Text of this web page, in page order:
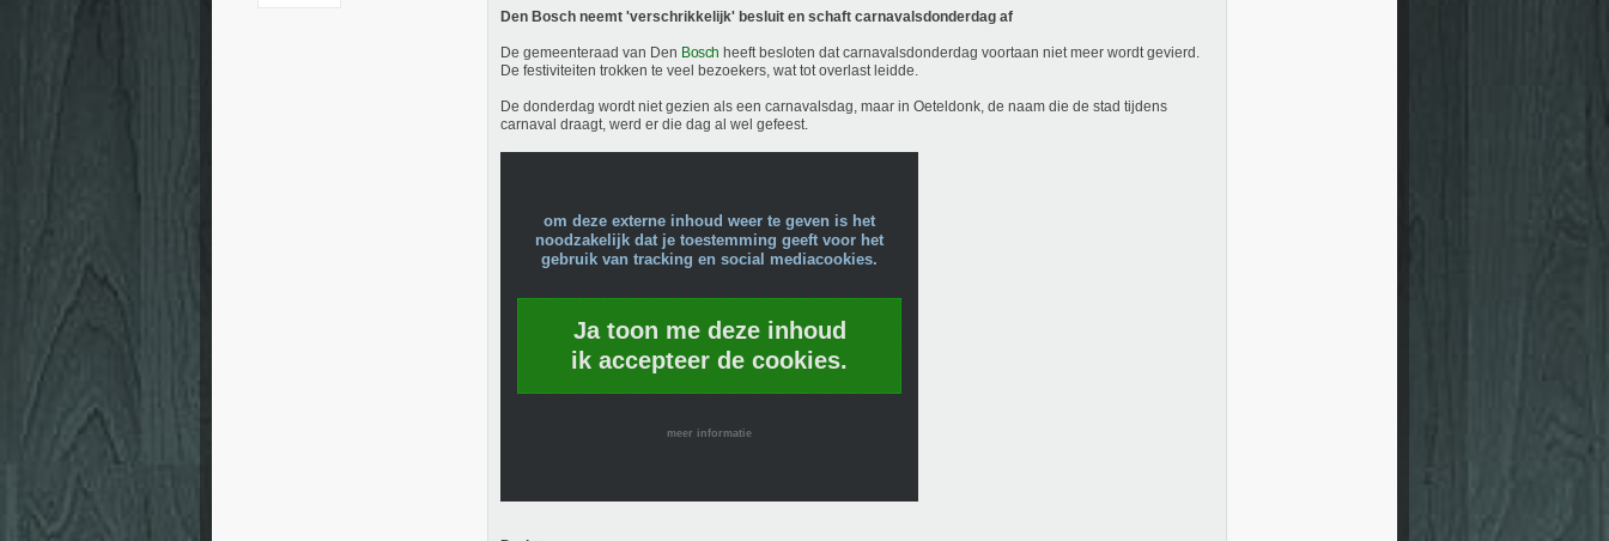
Den Bosch neemt 'verschrikkelijk' besluit en schaft carnavalsdonderdag af
De gemeenteraad van Den Bosch heeft besloten dat carnavalsdonderdag voortaan niet meer wordt gevierd.
De festiviteiten trokken te veel bezoekers, wat tot overlast leidde.
De donderdag wordt niet gezien als een carnavalsdag, maar in Oeteldonk, de naam die de stad tijdens
carnaval draagt, werd er die dag al wel gefeest.
om deze externe inhoud weer te geven is het
noodzakelijk dat je toestemming geeft voor het
gebruik van tracking en social mediacookies.
Ja toon me deze inhoud
ik accepteer de cookies.
meer informatie